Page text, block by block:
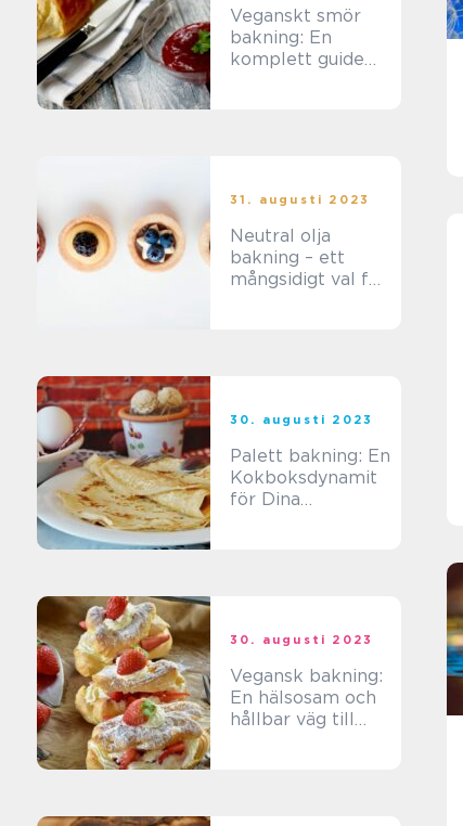
Veganskt smör
bakning: En
komplett guide
31. augusti 2023
Neutral olja
bakning – ett
mångsidigt val för
30. augusti 2023
Palett bakning: En
Kokboksdynamit
för Dina
30. augusti 2023
Vegansk bakning:
En hälsosam och
hållbar väg till